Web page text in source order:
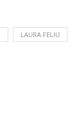
LAURA FELIU